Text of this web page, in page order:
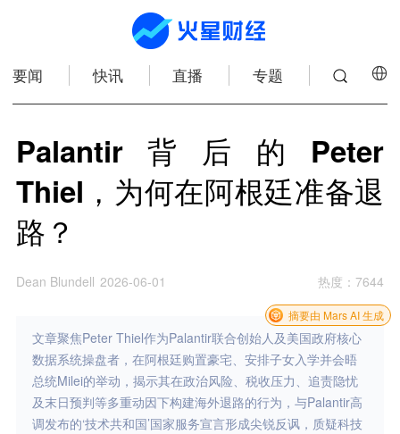
要闻 快讯 直播 专题
Palantir背后的Peter
Thiel，为何在阿根廷准备退
路？
Dean Blundell 2026-06-01 热度 ：7644
文章聚焦Peter Thiel作为Palantir联合创始人及美国政府核心
数据系统操盘者，在阿根廷购置豪宅、安排子女入学并会晤
总统Milei的举动，揭示其在政治风险、税收压力、追责隐忧
及末日预判等多重动因下构建海外退路的行为，与Palantir高
调发布的‘技术共和国’国家服务宣言形成尖锐反讽，质疑科技
摘要由 Mars AI 生成